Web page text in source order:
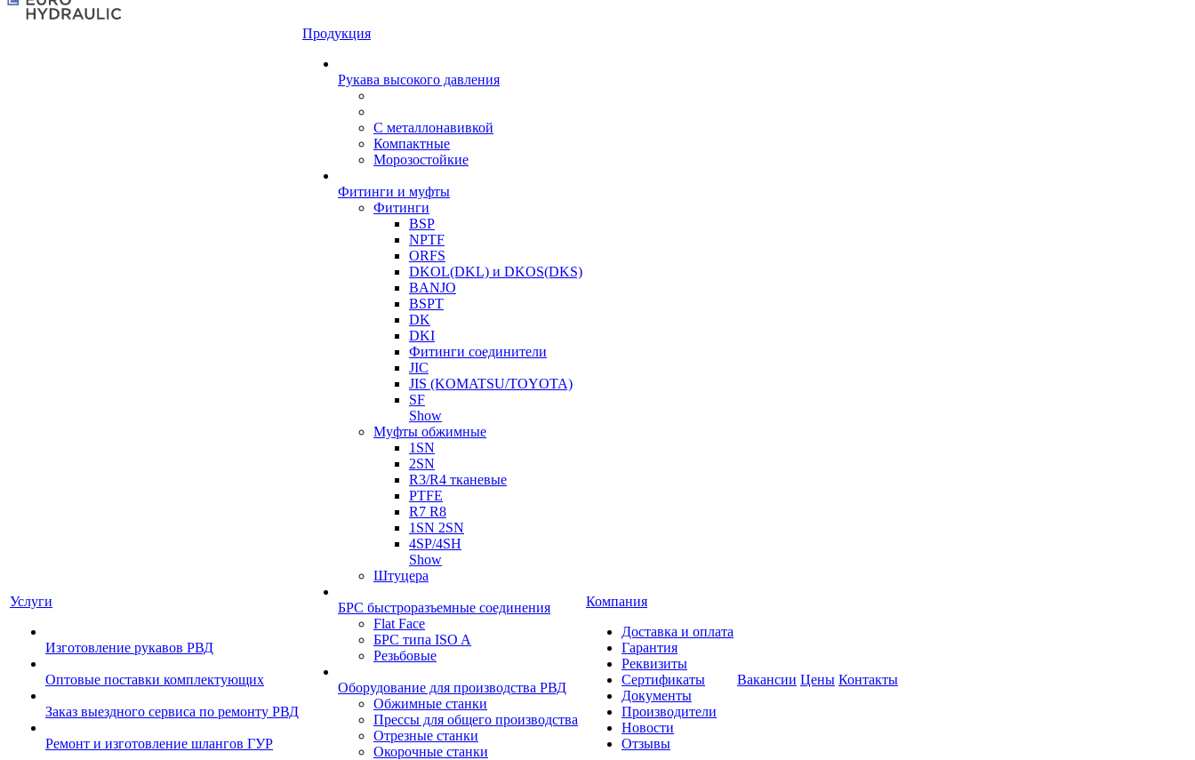
Услуги
Изготовление рукавов РВД
Оптовые поставки комплектующих
Заказ выездного сервиса по ремонту РВД
Ремонт и изготовление шлангов ГУР
Продукция
Рукава высокого давления
С металлонавивкой
Компактные
Морозостойкие
Фитинги и муфты
Фитинги
BSP
NPTF
ORFS
DKOL(DKL) и DKOS(DKS)
BANJO
BSPT
DK
DKI
Фитинги соединители
JIC
JIS (KOMATSU/TOYOTA)
SF
Show
Муфты обжимные
1SN
2SN
R3/R4 тканевые
PTFE
R7 R8
1SN 2SN
4SP/4SH
Show
Штуцера
БРС быстроразъемные соединения
Flat Face
БРС типа ISO A
Резьбовые
Оборудование для производства РВД
Обжимные станки
Прессы для общего производства
Отрезные станки
Окорочные станки
Компания
Доставка и оплата
Гарантия
Реквизиты
Сертификаты
Документы
Производители
Новости
Отзывы
Вакансии Цены Контакты